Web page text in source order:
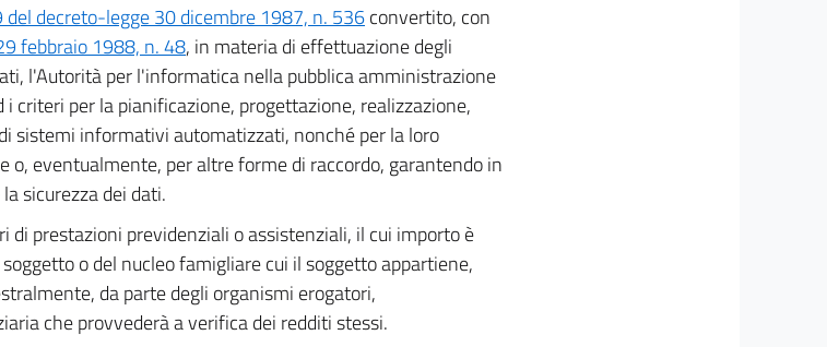
del decreto-legge 30 dicembre 1987, n. 536convertito, con
febbraio 1988, n. 48, in materia di effettuazione degli
l'Autorità per l'informatica nella pubblica amministrazione
criteri per la pianificazione, progettazione, realizzazione,
sistemi informativi automatizzati, nonché per la loro
o, eventualmente, per altre forme di raccordo, garantendo in
sicurezza dei dati.
di prestazioni previdenziali o assistenziali, il cui importo è
o del nucleo famigliare cui il soggetto appartiene,
da parte degli organismi erogatori,
che provvederà a verifica dei redditi stessi.